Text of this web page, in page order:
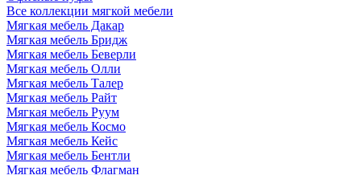
Все коллекции мягкой мебели
Мягкая мебель Дакар
Мягкая мебель Бридж
Мягкая мебель Беверли
Мягкая мебель Олли
Мягкая мебель Талер
Мягкая мебель Райт
Мягкая мебель Руум
Мягкая мебель Космо
Мягкая мебель Кейс
Мягкая мебель Бентли
Мягкая мебель Флагман